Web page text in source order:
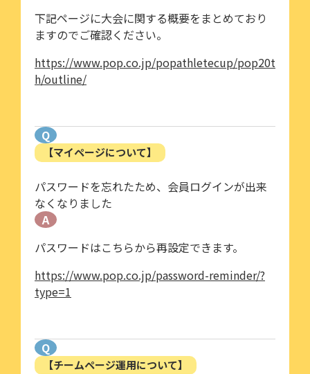
下記ページに大会に関する概要をまとめており
ますのでご確認ください。
https://www.pop.co.jp/popathletecup/pop20t
h/outline/
Q
【マイページについて】
パスワードを忘れたため、会員ログインが出来
なくなりました
A
パスワードはこちらから再設定できます。
https://www.pop.co.jp/password-reminder/?
type=1
Q
【チームページ運用について】